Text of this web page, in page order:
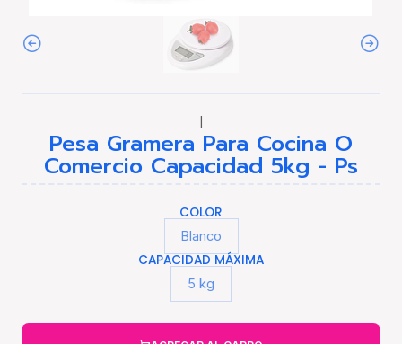
|
Pesa Gramera Para Cocina O
Comercio Capacidad 5kg - Ps
COLOR
Blanco
CAPACIDAD MÁXIMA
5 kg